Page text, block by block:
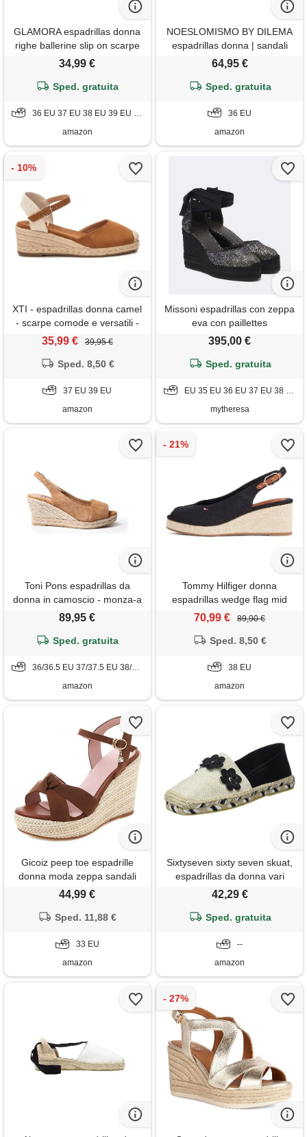
GLAMORA espadrillas donna
righe ballerine slip on scarpe
basse tela mocassini estivi
suola gomma antiscivolo
34,99 €
Sped. gratuita
36 EU 37 EU 38 EU 39 EU 40 EU 41 EU
amazon
NOESLOMISMO BY DILEMA
espadrillas donna | sandali
con tacco
64,95 €
Sped. gratuita
36 EU
amazon
XTI - espadrillas donna camel
- scarpe comode e versatili -
moda casual - modello
14410403 (misurare 37)
35,99 € 39,95 €
Sped. 8,50 €
37 EU 39 EU
amazon
Missoni espadrillas con zeppa
eva con paillettes
395,00 €
Sped. gratuita
EU 35 EU 36 EU 37 EU 38 EU 39 EU 40 EU 41
mytheresa
Toni Pons espadrillas da
donna in camoscio - monza-a
- cuero, 36 eu
89,95 €
Sped. gratuita
36/36.5 EU 37/37.5 EU 38/38.5 EU 39/39.5 EU
amazon
Tommy Hilfiger donna
espadrillas wedge flag mid
slingback fibbia regolabile,
70,99 € 89,90 €
Sped. 8,50 €
38 EU
amazon
Gicoiz peep toe espadrille
donna moda zeppa sandali
estate casuale con cinturino
alto plateau bowtie scarpe
44,99 €
Sped. 11,88 €
33 EU
amazon
Sixtyseven sixty seven skuat,
espadrillas da donna vari
colori size: 41 eu
42,29 €
Sped. gratuita
--
amazon